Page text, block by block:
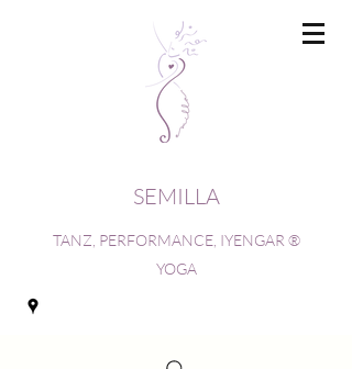
SEMILLA
TANZ, PERFORMANCE, IYENGAR ®
YOGA